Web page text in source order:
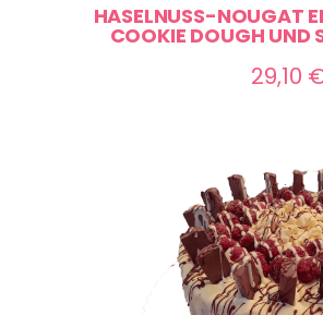
HASELNUSS-NOUGAT
COOKIE DOUGH UND
29,10